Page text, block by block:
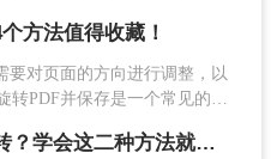
方法值得收藏！
要对页面的方向进行调整，以
PDF并保存是一个常见的操
方法，帮助您轻松完成这一
pdf格式图片如何一起旋转？学会这二种方法就够了！